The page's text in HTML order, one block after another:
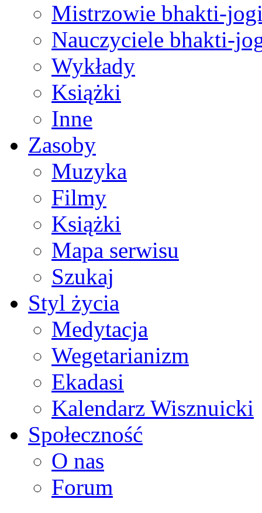
Mistrzowie bhakti-
Nauczyciele bhakti-
Wykłady
Książki
Inne
Zasoby
Muzyka
Filmy
Książki
Mapa serwisu
Szukaj
Styl życia
Medytacja
Wegetarianizm
Ekadasi
Kalendarz Wisznuicki
Społeczność
O nas
Forum